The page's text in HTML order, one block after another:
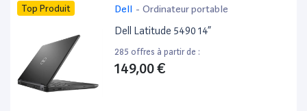
Top Produit Dell - Ordinateur portable
Dell Latitude 5490 14”
285 offres à partir de :
149,00 €